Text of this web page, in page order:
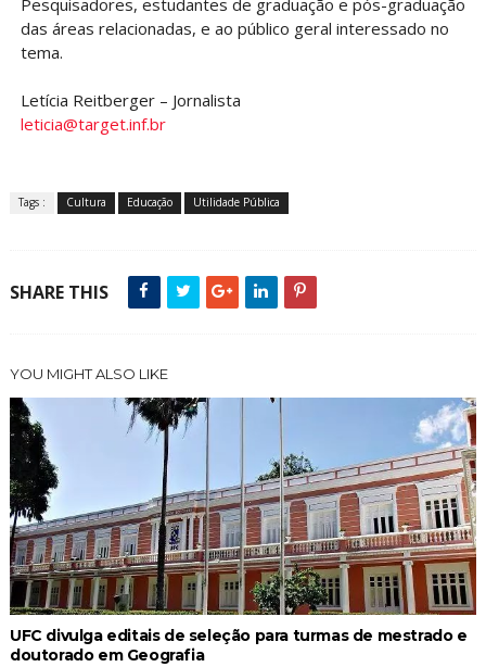
Pesquisadores, estudantes de graduação e pós-graduação
das áreas relacionadas, e ao público geral interessado no
tema.
Letícia Reitberger – Jornalista
leticia@target.inf.br
Tags : Cultura Educação Utilidade Pública
SHARE THIS
YOU MIGHT ALSO LIKE
UFC divulga editais de seleção para turmas de mestrado e
doutorado em Geografia